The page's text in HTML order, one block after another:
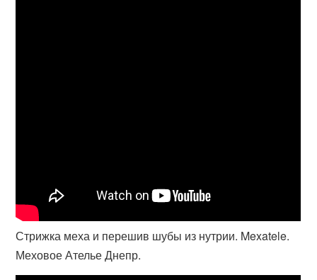
Стрижка меха и перешив шубы из нутрии. Mexatele.
Меховое Ателье Днепр.